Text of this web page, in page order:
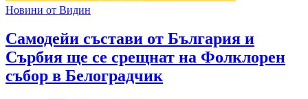
Новини от Видин
Самодейи състави от България и
Сърбия ще се срещнат на Фолклорен
събор в Белоградчик